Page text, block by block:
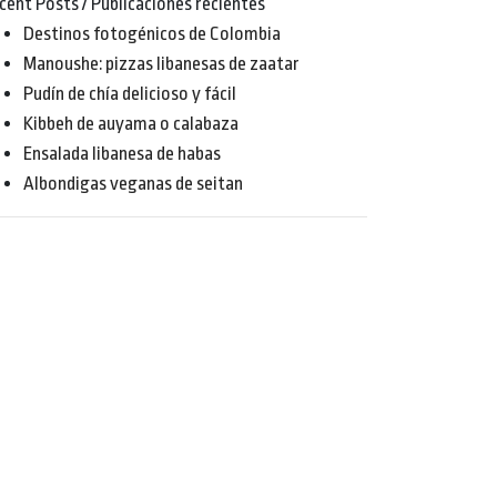
Destinos fotogénicos de Colombia
Manoushe: pizzas libanesas de zaatar
Pudín de chía delicioso y fácil
Kibbeh de auyama o calabaza
Ensalada libanesa de habas
Albondigas veganas de seitan